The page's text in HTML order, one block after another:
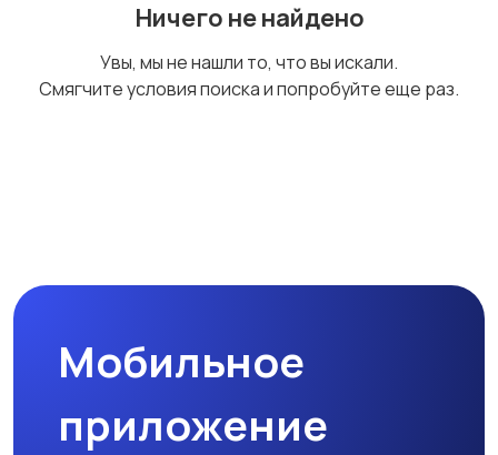
Тренажеры и фитнес Спортивное питание
Ничего не найдено
Увы, мы не нашли то, что вы искали.
Смягчите условия поиска и попробуйте еще раз.
Мобильное
приложение